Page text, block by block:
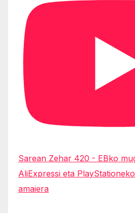
Sarean Zehar 420 - EBko
AliExpressi eta
amaiera